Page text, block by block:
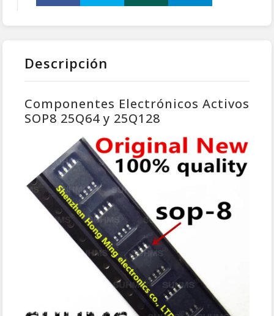
Descripción
Componentes Electrónicos Activos
SOP8 25Q64 y 25Q128